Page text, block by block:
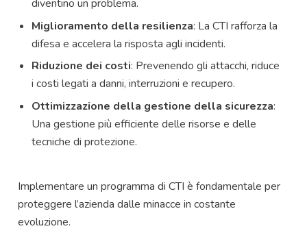
diventino un problema.
Miglioramento della resilienza: La CTI rafforza la
difesa e accelera la risposta agli incidenti.
Riduzione dei costi: Prevenendo gli attacchi, riduce
i costi legati a danni, interruzioni e recupero.
Ottimizzazione della gestione della sicurezza:
Una gestione più efficiente delle risorse e delle
tecniche di protezione.
Implementare un programma di CTI è fondamentale per
proteggere l’azienda dalle minacce in costante
evoluzione.